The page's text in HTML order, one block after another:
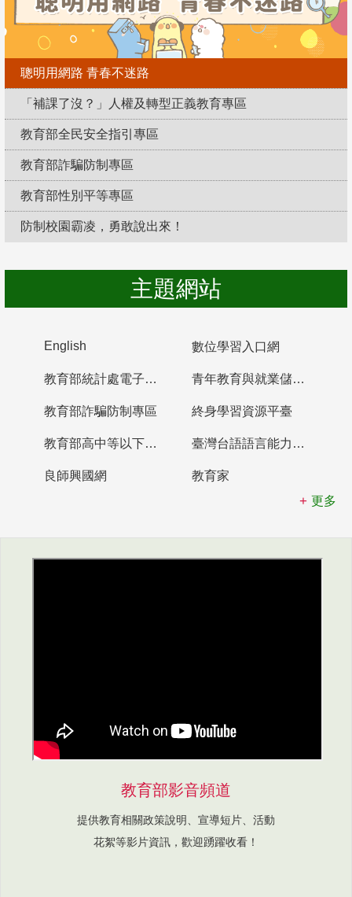
聰明用網路 青春不迷路
「補課了沒？」人權及轉型正義教育專區
教育部全民安全指引專區
教育部詐騙防制專區
教育部性別平等專區
防制校園霸凌，勇敢說出來！
主題網站
English 數位學習入口網
教育部統計處電子書櫃 青年教育與就業儲蓄帳戶
教育部詐騙防制專區 終身學習資源平臺
教育部高中等以下學校及幼兒園教師資格檢定考試 臺灣台語語言能力認證網站
良師興國網
教育家
更多
教育部影音頻道
提供教育相關政策說明、宣導短片、活動
花絮等影片資訊，歡迎踴躍收看！